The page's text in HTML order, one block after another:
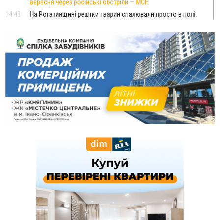
вересня через російські обстріли — МОН
14:43
На Рогатинщині рештки тварин спалювали просто в полі:
13:25
Пірс, ігровий майданчик і зона для пікніків: оголосили
тендер на 7 мільйонів на благоустрій Німецького озера
12:14
У Калуші на озері в міському парку масово загинули
качки та риба
11:18
Майстра лісу з Верховинщини оштрафували на 600 тисяч за
переправлення чоловіків до Румунії
10:49
На Прикарпатті через негоду сталися аварійні вимкнення
світла
За змову на тендері для Долинської лікарні двох
Яремчанський суд виніс вирок чоловіку, який у Буковелі
вкрав із супермаркету пляшку віскі за 8,5 тисяч
В урочищі біля Галича археологи відкопали давньоруську
вагову гирку XII–XIII століть
У Франківську медики провели серію складних операцій
на аорті